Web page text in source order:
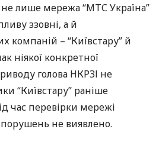
не лише мережа “МТСУкраїна”
ззовні, а й
компаній – “Київстару” й
ніякої конкретної
голова НКРЗІ не
“Київстару” раніше
час перевірки мережі
не виявлено.